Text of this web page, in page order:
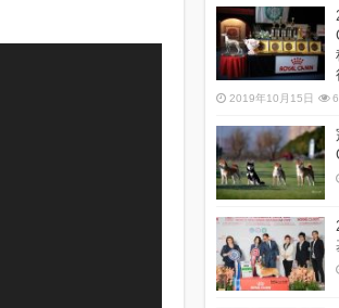
2019年10月15日